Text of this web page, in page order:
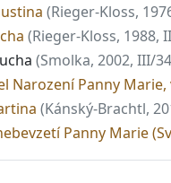
(Rieger-Kloss,
(Rieger-Kloss, 1988,
(Smolka, 2002, III/
Narození Panny
(Kánský-Brachtl,
Panny Marie